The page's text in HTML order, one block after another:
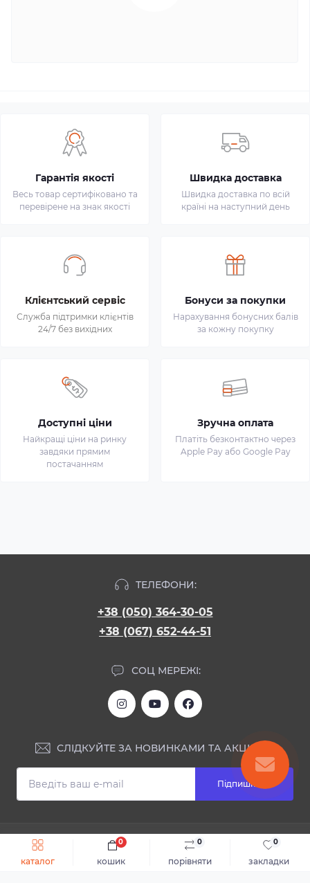
каталог порівняти
0
закладки
0
кошик
0
Швидке замовлення До кошика
Гарантія якості
Весь товар сертифіковано та
перевірене на знак якості
Швидка доставка
Швидка доставка по всій
країні на наступний день
Клієнтський сервіс
Служба підтримки клієнтів
24/7 без вихідних
Бонуси за покупки
Нарахування бонусних балів
за кожну покупку
Доступні ціни
Найкращі ціни на ринку
завдяки прямим
постачанням
Зручна оплата
Платіть безконтактно через
Apple Pay або Google Pay
ТЕЛЕФОНИ:
+38 (050) 364-30-05
+38 (067) 652-44-51
СОЦ МЕРЕЖІ:
СЛІДКУЙТЕ ЗА НОВИНКАМИ ТА АКЦІЯМИ:
Підпишіться
ІНФОРМАЦІЯ